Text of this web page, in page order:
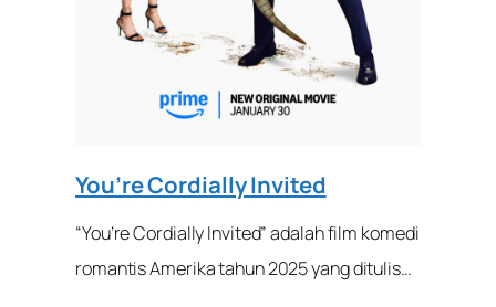
You’re Cordially Invited
“You’re Cordially Invited” adalah film komedi
romantis Amerika tahun 2025 yang ditulis…